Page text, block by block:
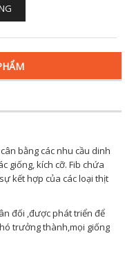
bằng các nhu cầu dinh
giống, kích cỡ. Fib chứa
kết hợp của các loại thịt
đối ,được phát triển để
trưởng thành,mọi giống